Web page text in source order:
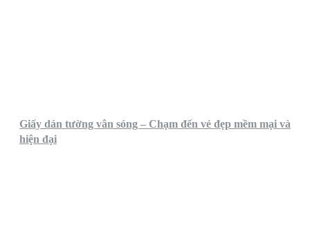
Giấy dán tường vân sóng – Chạm đến vẻ đẹp mềm mại và
hiện đại